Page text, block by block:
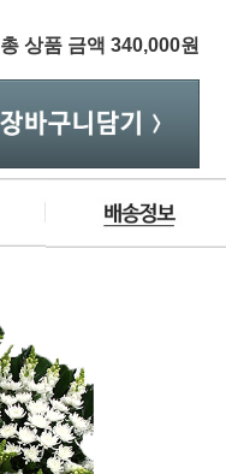
총 상품 금액 340,000원